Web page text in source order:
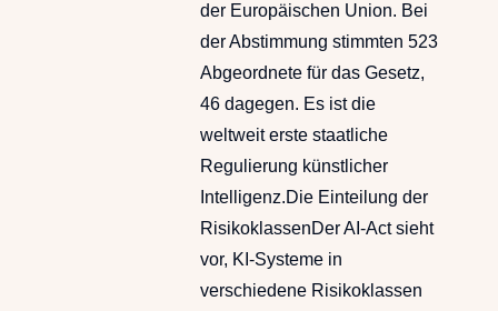
der Europäischen Union. Bei
der Abstimmung stimmten 523
Abgeordnete für das Gesetz,
46 dagegen. Es ist die
weltweit erste staatliche
Regulierung künstlicher
Intelligenz.Die Einteilung der
RisikoklassenDer AI-Act sieht
vor, KI-Systeme in
verschiedene Risikoklassen